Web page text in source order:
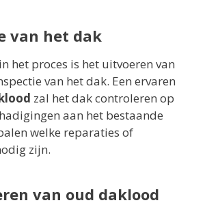
van het dak
het proces is het uitvoeren van
van het dak. Een ervaren
zal het dak controleren op
aan het bestaande
welke reparaties of
zijn.
van oud daklood